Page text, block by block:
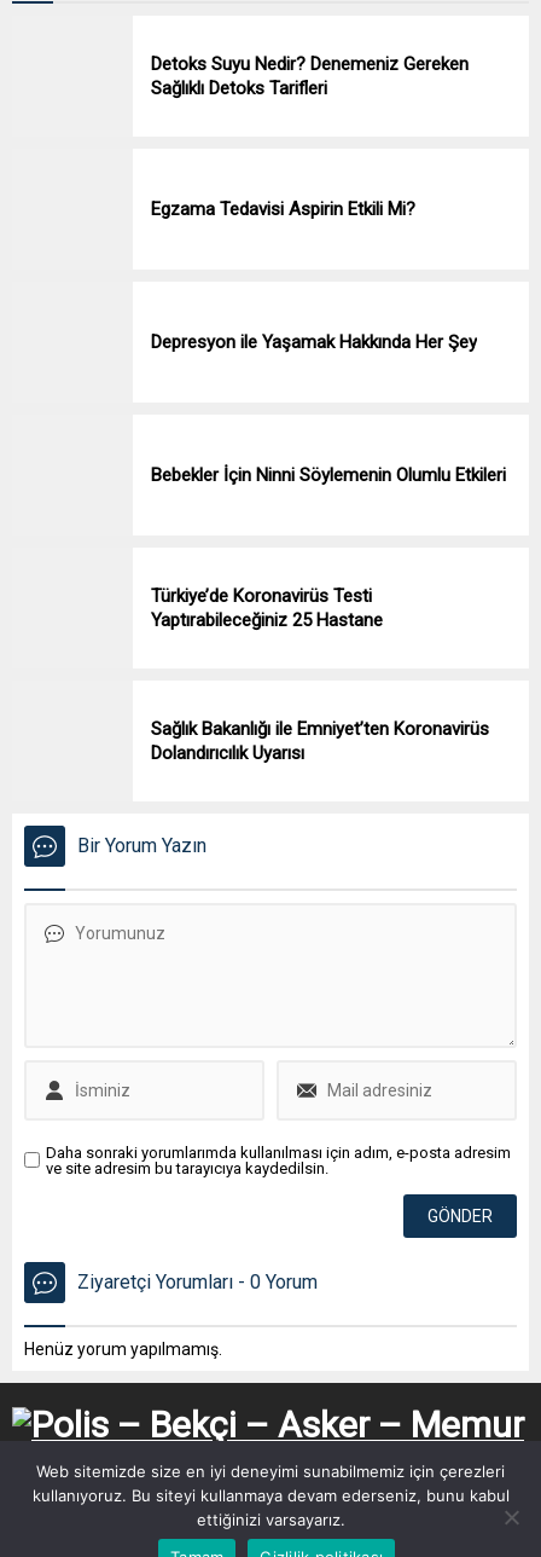
Detoks Suyu Nedir? Denemeniz Gereken
Sağlıklı Detoks Tarifleri
Egzama Tedavisi Aspirin Etkili Mi?
Depresyon ile Yaşamak Hakkında Her Şey
Bebekler İçin Ninni Söylemenin Olumlu Etkileri
Türkiye’de Koronavirüs Testi
Yaptırabileceğiniz 25 Hastane
Sağlık Bakanlığı ile Emniyet’ten Koronavirüs
Dolandırıcılık Uyarısı
Bir Yorum Yazın
Daha sonraki yorumlarımda kullanılması için adım, e-posta adresim
ve site adresim bu tarayıcıya kaydedilsin.
Ziyaretçi Yorumları - 0 Yorum
Henüz yorum yapılmamış.
Web sitemizde size en iyi deneyimi sunabilmemiz için çerezleri
kullanıyoruz. Bu siteyi kullanmaya devam ederseniz, bunu kabul
ettiğinizi varsayarız.